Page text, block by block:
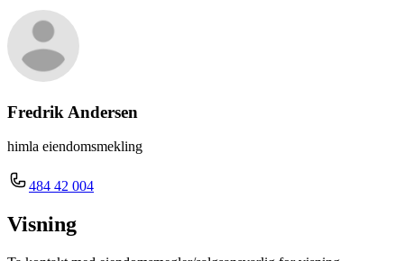
Fredrik Andersen
himla eiendomsmekling
484 42 004
Visning